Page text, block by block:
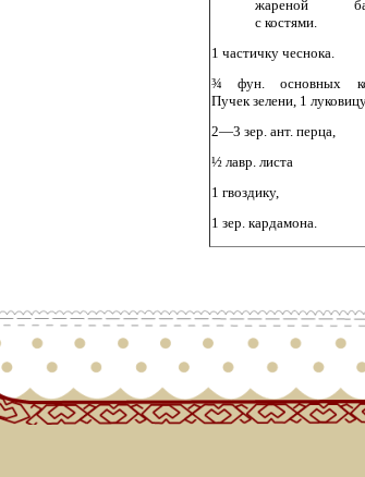
жареной
с костями.
1 частичку чеснока.
¾ фун. основных
Пучек зелени, 1
2—3 зер. ант. перца,
½ лавр. листа
1 гвоздику,
1 зер. кардамона.